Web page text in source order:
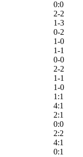
0:0
2-2
1-3
0-2
1-0
1-1
0-0
2-2
1-1
1-0
1:1
4:1
2:1
0:0
2:2
4:1
0:1